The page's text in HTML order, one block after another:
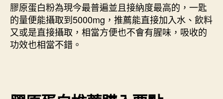
膠原蛋白粉為現今最普遍並且接納度最高的，一匙
的量便能攝取到5000mg，推薦能直接加入水、飲料
又或是直接攝取，相當方便也不會有腥味，吸收的
功效也相當不錯。